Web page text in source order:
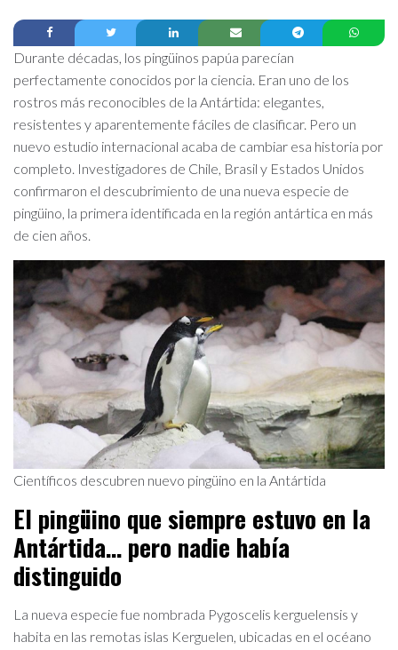
Durante décadas, los pingüinos papúa parecían
perfectamente conocidos por la ciencia. Eran uno de los
rostros más reconocibles de la Antártida: elegantes,
resistentes y aparentemente fáciles de clasificar. Pero un
nuevo estudio internacional acaba de cambiar esa historia por
completo. Investigadores de Chile, Brasil y Estados Unidos
confirmaron el descubrimiento de una nueva especie de
pingüino, la primera identificada en la región antártica en más
de cien años.
Científicos descubren nuevo pingüino en la Antártida
El pingüino que siempre estuvo en la
Antártida… pero nadie había
distinguido
La nueva especie fue nombrada Pygoscelis kerguelensis y
habita en las remotas islas Kerguelen, ubicadas en el océano